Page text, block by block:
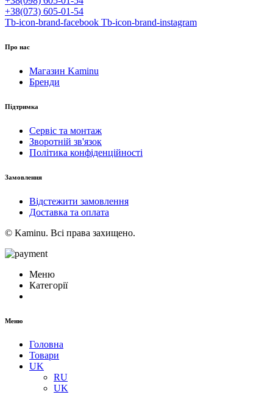
+38(073) 605-01-54
Tb-icon-brand-facebook Tb-icon-brand-instagram
Про нас
Магазин Kaminu
Бренди
Підтримка
Сервіс та монтаж
Зворотній зв'язок
Політика конфіденційності
Замовлення
Відстежити замовлення
Доставка та оплата
© Kaminu. Всі права захищено.
Меню
Категорії
Меню
Головна
Товари
UK
RU
UK